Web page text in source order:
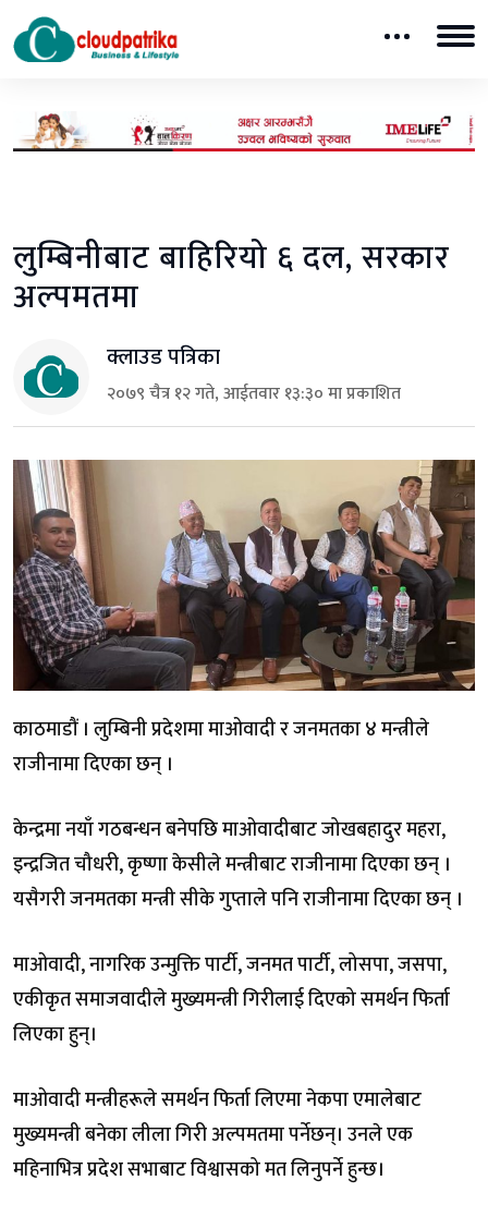
लुम्बिनीबाट बाहिरियो ६ दल, सरकार
अल्पमतमा
क्लाउड पत्रिका
२०७९ चैत्र १२ गते, आईतवार १३:३० मा प्रकाशित
काठमाडौं । लुम्बिनी प्रदेशमा माओवादी र जनमतका ४ मन्त्रीले
राजीनामा दिएका छन् ।
केन्द्रमा नयाँ गठबन्धन बनेपछि माओवादीबाट जोखबहादुर महरा,
इन्द्रजित चौधरी, कृष्णा केसीले मन्त्रीबाट राजीनामा दिएका छन् ।
यसैगरी जनमतका मन्त्री सीके गुप्ताले पनि राजीनामा दिएका छन् ।
माओवादी, नागरिक उन्मुक्ति पार्टी, जनमत पार्टी, लोसपा, जसपा,
एकीकृत समाजवादीले मुख्यमन्त्री गिरीलाई दिएको समर्थन फिर्ता
लिएका हुन्।
माओवादी मन्त्रीहरूले समर्थन फिर्ता लिएमा नेकपा एमालेबाट
मुख्यमन्त्री बनेका लीला गिरी अल्पमतमा पर्नेछन्। उनले एक
महिनाभित्र प्रदेश सभाबाट विश्वासको मत लिनुपर्ने हुन्छ।